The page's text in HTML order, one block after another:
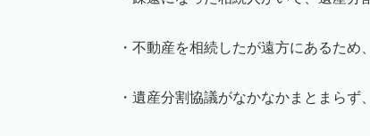
・不動産を相続したが遠方にあるた
・遺産分割協議がなかなかまとまらず